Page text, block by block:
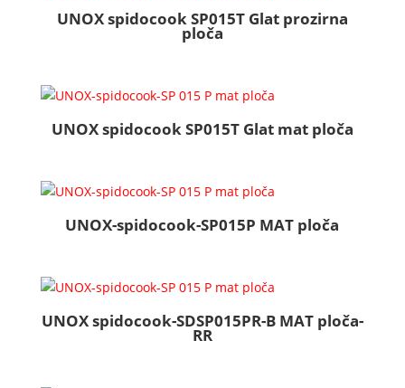
UNOX spidocook SP015T Glat prozirna
ploča
UNOX spidocook SP015T Glat mat ploča
UNOX-spidocook-SP015P MAT ploča
UNOX spidocook-SDSP015PR-B MAT ploča-
RR